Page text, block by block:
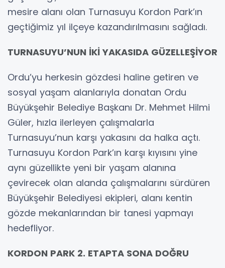
mesire alanı olan Turnasuyu Kordon Park’ın
geçtiğimiz yıl ilçeye kazandırılmasını sağladı.
TURNASUYU’NUN İKİ YAKASIDA GÜZELLEŞİYOR
Ordu’yu herkesin gözdesi haline getiren ve
sosyal yaşam alanlarıyla donatan Ordu
Büyükşehir Belediye Başkanı Dr. Mehmet Hilmi
Güler, hızla ilerleyen çalışmalarla
Turnasuyu’nun karşı yakasını da halka açtı.
Turnasuyu Kordon Park’ın karşı kıyısını yine
aynı güzellikte yeni bir yaşam alanına
çevirecek olan alanda çalışmalarını sürdüren
Büyükşehir Belediyesi ekipleri, alanı kentin
gözde mekanlarından bir tanesi yapmayı
hedefliyor.
KORDON PARK 2. ETAPTA SONA DOĞRU